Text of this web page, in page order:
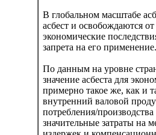
В глобальном масштабе
асбест и освобождаются
экономические
запрета на его применение.
По данным на уровне
значение асбеста для
примерно такое же, как и
внутренний валовой
потребления/
значительные затраты на